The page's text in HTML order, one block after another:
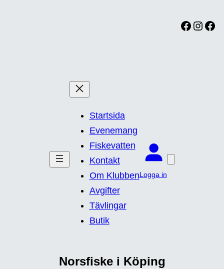
Facebook Instagram Facebook
Startsida
Evenemang
Fiskevatten
Kontakt
Om Klubben
Avgifter
Tävlingar
Butik
Logga in
Norsfiske i Köping